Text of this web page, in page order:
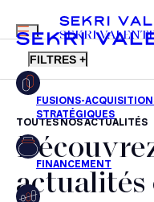
FR EN
MENU
SEKRI
FILTRES +
Fusions-acquisitions et
Financement
TOUTES NOS ACTUALITÉS
actualités